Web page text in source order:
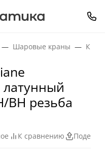
Шаровые краны
ВН резьба
К сравнению